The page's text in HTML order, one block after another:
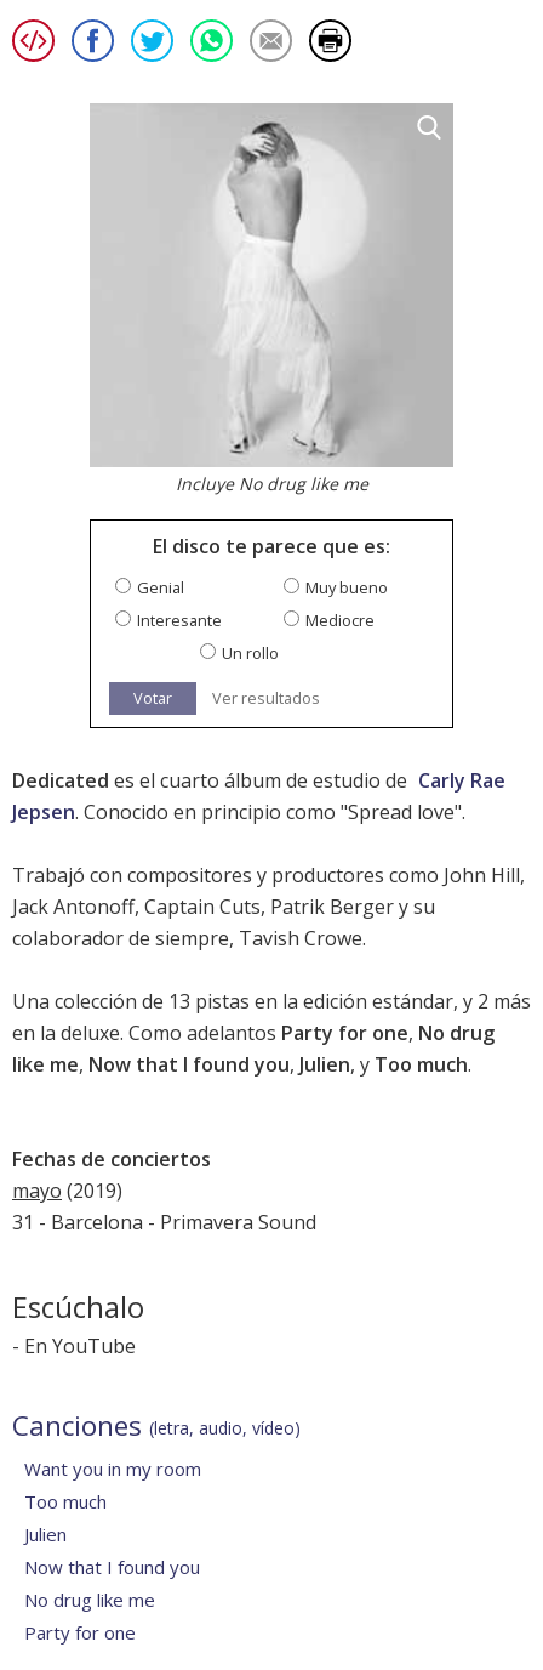
Incluye No drug like me
El disco te parece que es:
Genial
Muy bueno
Interesante
Mediocre
Un rollo
Votar Ver resultados
Dedicated es el cuarto álbum de estudio de Carly Rae
Jepsen. Conocido en principio como "Spread love".
Trabajó con compositores y productores como John Hill,
Jack Antonoff, Captain Cuts, Patrik Berger y su
colaborador de siempre, Tavish Crowe.
Una colección de 13 pistas en la edición estándar, y 2 más
en la deluxe. Como adelantos Party for one, No drug
like me, Now that I found you, Julien, y Too much.
Fechas de conciertos
mayo (2019)
31 - Barcelona - Primavera Sound
Escúchalo
- En YouTube
Canciones (letra, audio, vídeo)
Want you in my room
Too much
Julien
Now that I found you
No drug like me
Party for one